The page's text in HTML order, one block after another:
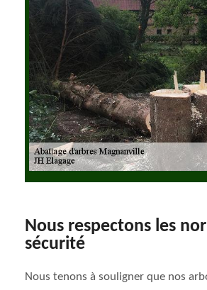
Nous respectons les
sécurité
Nous tenons à souligner que nos